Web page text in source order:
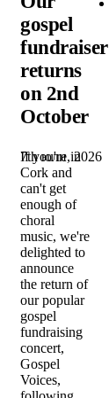
gospel
fundraiser
returns
on 2nd
October
7th юли, 2026
If you're in
Cork and
can't get
enough of
choral
music, we're
delighted to
announce
the return of
our popular
gospel
fundraising
concert,
Gospel
Voices,